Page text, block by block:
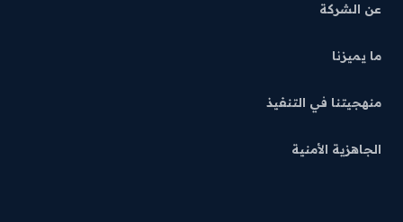
عن الشركة
ما يميزنا
منهجيتنا في التنفيذ
الجاهزية الأمنية